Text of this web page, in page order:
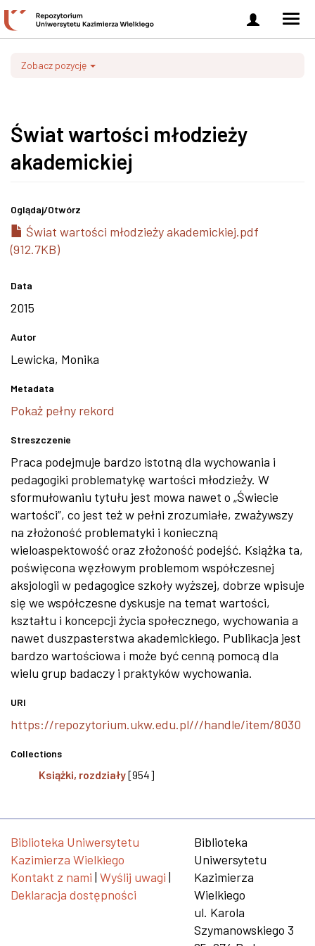
Zaloguj
się
Zobacz pozycję
Świat wartości młodzieży
akademickiej
Oglądaj/Otwórz
Świat wartości młodzieży akademickiej.pdf
(912.7KB)
Data
2015
Autor
Lewicka, Monika
Metadata
Pokaż pełny rekord
Streszczenie
Praca podejmuje bardzo istotną dla wychowania i
pedagogiki problematykę wartości młodzieży. W
sformułowaniu tytułu jest mowa nawet o „Świecie
wartości”, co jest też w pełni zrozumiałe, zważywszy
na złożoność problematyki i konieczną
wieloaspektowość oraz złożoność podejść. Książka ta,
poświęcona węzłowym problemom współczesnej
aksjologii w pedagogice szkoły wyższej, dobrze wpisuje
się we współczesne dyskusje na temat wartości,
kształtu i koncepcji życia społecznego, wychowania a
nawet duszpasterstwa akademickiego. Publikacja jest
bardzo wartościowa i może być cenną pomocą dla
wielu grup badaczy i praktyków wychowania.
URI
https://repozytorium.ukw.edu.pl///handle/item/8030
Collections
Książki, rozdziały[954]
Biblioteka Uniwersytetu
Kazimierza Wielkiego
Kontakt z nami | Wyślij uwagi |
Deklaracja dostępności
Biblioteka
Uniwersytetu
Kazimierza
Wielkiego
ul. Karola
Szymanowskiego 3